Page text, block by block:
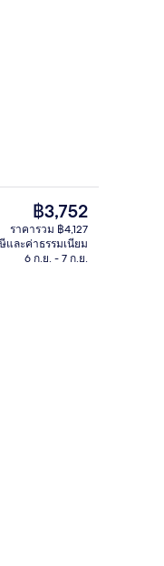
ฟม, ผ้าม่านกันแสง, ห้องเก็บเสี
| บริเวณนั่งเล่น | ทีวีจอ
ราคา
ปัจจุบัน
฿3,752
฿3,752
ราคารวม ฿4,127
และค่าธรรมเนียม
6 ก.ย. - 7 ก.ย.